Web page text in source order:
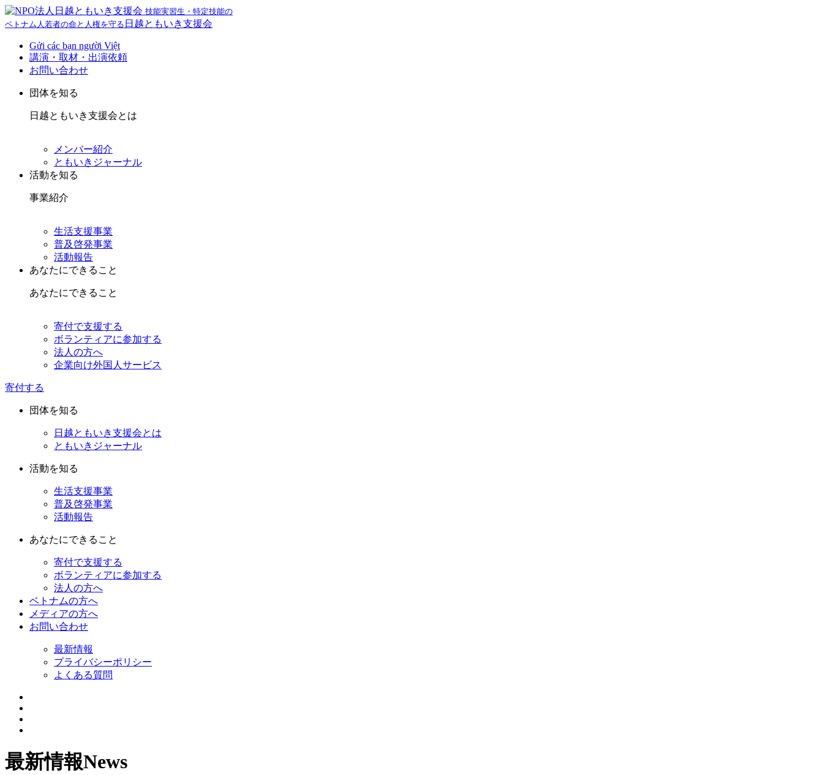
技能実習生・特定技能の
ベトナム人若者の命と人権を守る 日越ともいき支援会
Gửi các bạn người Việt
講演・取材・出演依頼
お問い合わせ
団体を知る
日越ともいき支援会とは
メンバー紹介
ともいきジャーナル
活動を知る
事業紹介
生活支援事業
普及啓発事業
活動報告
あなたにできること
あなたにできること
寄付で支援する
ボランティアに参加する
法人の方へ
企業向け外国人サービス
寄付する
団体を知る
日越ともいき支援会とは
ともいきジャーナル
活動を知る
生活支援事業
普及啓発事業
活動報告
あなたにできること
寄付で支援する
ボランティアに参加する
法人の方へ
ベトナムの方へ
メディアの方へ
お問い合わせ
最新情報
プライバシーポリシー
よくある質問
最新情報News